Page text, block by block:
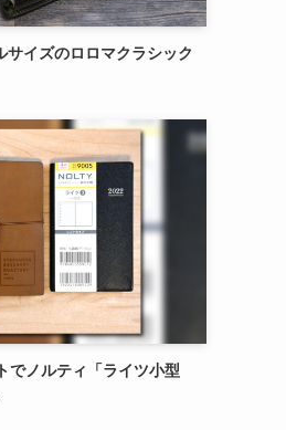
サイズのロロマクラシック
でノルティ「ライツ小型